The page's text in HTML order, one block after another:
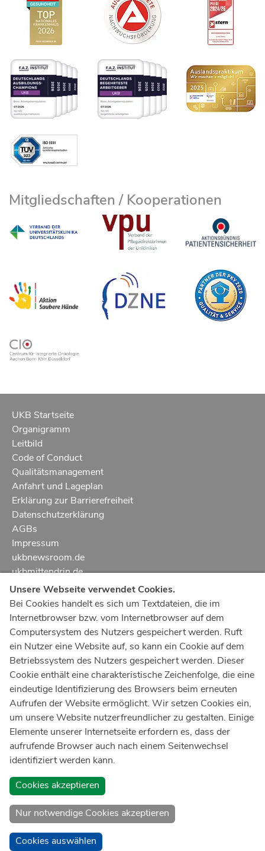
Mitgliedschaften / Kooperationen
UKB Startseite
Organigramm
Leitbild
Code of Conduct
Qualitätsmanagement
Anfahrt und Lageplan
Erklärung zur Barrierefreiheit
Datenschutzerklärung
AGBs
Impressum
ukbnewsroom.de
ukbmittendrin.de
Notruf112
Ärztlicher Notdienst116 117
Giftnotrufzentrale
Tel: +49 22819240
Notfallzentrum Bonn
Kindernotfallzentrum Bonn
UKB-Telefonzentrale
+49 228287 0
Spenden Sie online an das Universitätsklinikum Bonn
Unsere Webseite verwendet Cookies.
Bei Cookies handelt es sich um Textdateien, die im
Internetbrowser bzw. vom Internetbrowser auf dem
Computersystem des Nutzers gespeichert werden. Ruft
ein Nutzer eine Website auf, so kann ein Cookie auf dem
Betriebssystem des Nutzers gespeichert werden. Dieser
Cookie enthält eine charakteristische Zeichenfolge, die eine
eindeutige Identifizierung des Browsers beim erneuten
Aufrufen der Website ermöglicht. Wir setzen Cookies ein,
um unsere Website nutzerfreundlicher zu gestalten. Einige
Elemente unserer Internetseite erfordern es, dass der
aufrufende Browser auch nach einem Seitenwechsel
identifiziert werden kann.
Cookies akzeptieren
Nur notwendige Cookies akzeptieren
Cookies auswählen